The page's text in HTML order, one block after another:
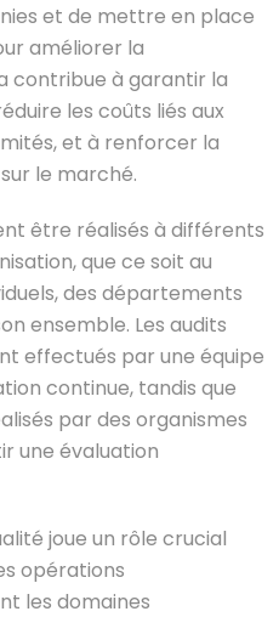
et de mettre en place
améliorer la
contribue à garantir la
les coûts liés aux
et à renforcer la
le marché.
être réalisés à différents
que ce soit au
des départements
ensemble. Les audits
effectués par une équipe
continue, tandis que
par des organismes
une évaluation
joue un rôle crucial
opérations
les domaines